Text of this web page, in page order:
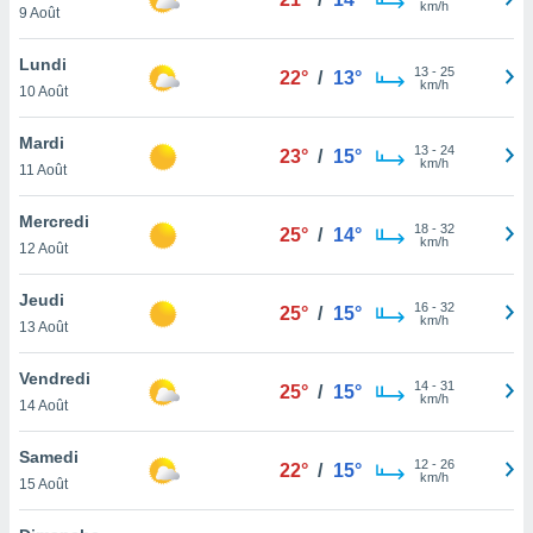
au
vous
de
ou
de
le
ainsi
un
la
du
9 Août
km/h
Lundi
10 Août
22° / 13° 13- 25
km/h
Mardi
11 Août
23° / 15° 13- 24
km/h
Mercredi
12 Août
25° / 14° 18- 32
km/h
Jeudi
13 Août
25° / 15° 16- 32
km/h
Vendredi
14 Août
25° / 15° 14- 31
km/h
Samedi
15 Août
22° / 15° 12- 26
km/h